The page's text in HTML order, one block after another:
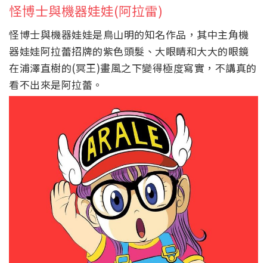
怪博士與機器娃娃(阿拉雷)
怪博士與機器娃娃是鳥山明的知名作品，其中主角機
器娃娃阿拉蕾招牌的紫色頭髮、大眼睛和大大的眼鏡
在浦澤直樹的(冥王)畫風之下變得極度寫實，不講真的
看不出來是阿拉蕾。